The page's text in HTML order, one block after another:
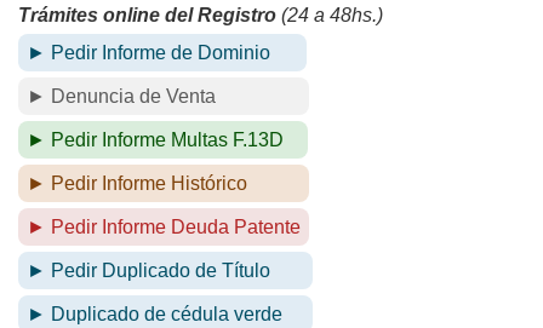
Trámites online del Registro (24 a 48hs.)
► Pedir Informe de Dominio
► Denuncia de Venta
► Pedir Informe Multas F.13D
► Pedir Informe Histórico
► Pedir Informe Deuda Patente
► Pedir Duplicado de Título
► Duplicado de cédula verde